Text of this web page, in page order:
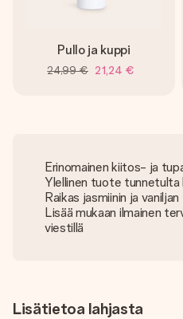
Pullo ja kuppi
24,99 € 21,24 €
Erinomainen kiitos- ja
Ylellinen tuote
Raikas jasmiinin ja
Lisää mukaan ilmainen
viestillä
Lisätietoa lahjasta